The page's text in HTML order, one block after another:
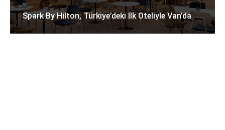
Spark By Hilton, Türkiye’deki Ilk Oteliyle Van’da